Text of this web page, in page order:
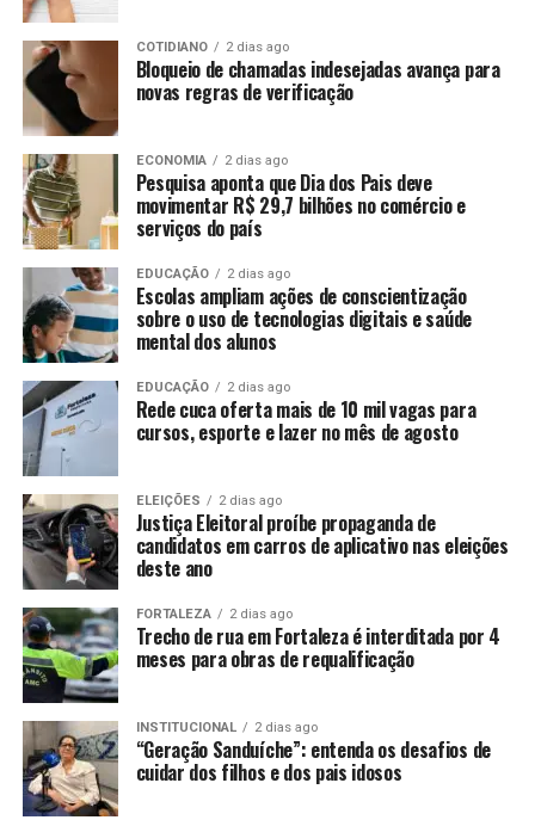
COTIDIANO 2 dias ago
Bloqueio de chamadas indesejadas avança para
novas regras de verificação
ECONOMIA 2 dias ago
Pesquisa aponta que Dia dos Pais deve
movimentar R$ 29,7 bilhões no comércio e
serviços do país
EDUCAÇÃO 2 dias ago
Escolas ampliam ações de conscientização
sobre o uso de tecnologias digitais e saúde
mental dos alunos
EDUCAÇÃO 2 dias ago
Rede cuca oferta mais de 10 mil vagas para
cursos, esporte e lazer no mês de agosto
ELEIÇÕES 2 dias ago
Justiça Eleitoral proíbe propaganda de
candidatos em carros de aplicativo nas eleições
deste ano
FORTALEZA 2 dias ago
Trecho de rua em Fortaleza é interditada por 4
meses para obras de requalificação
INSTITUCIONAL 2 dias ago
“Geração Sanduíche”: entenda os desafios de
cuidar dos filhos e dos pais idosos